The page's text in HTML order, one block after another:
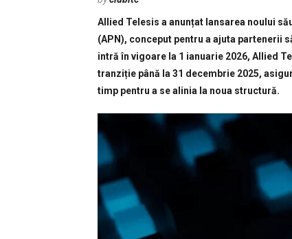
Allied Telesis a anunțat lansarea noului
(APN), conceput pentru a ajuta partenerii
intră în vigoare la 1 ianuarie 2026, Allied
tranziție până la 31 decembrie 2025,
timp pentru a se alinia la noua structură.